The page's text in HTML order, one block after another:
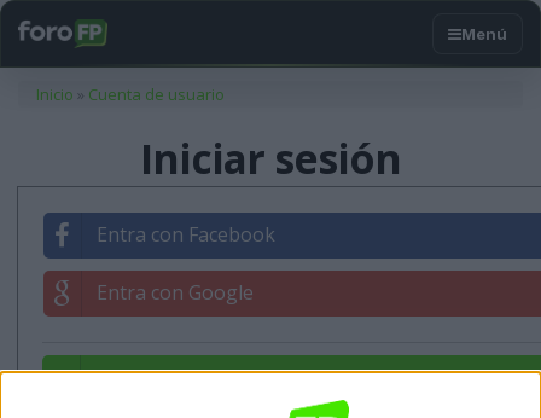
Usted está aquí
Inicio » Cuenta de usuario
Iniciar sesión
Entra con Facebook
Entra con Google
Entrar con tu correo